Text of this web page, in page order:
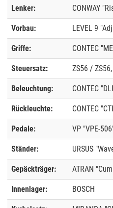
Lenker: CONWAY
Vorbau: LEVEL 9
Griffe: CONTEC
Steuersatz: ZS56 /
Beleuchtung: CONTEC
Rückleuchte: CONTEC
Pedale: VP "VPE-
Ständer: URSUS
Gepäckträger: ATRAN
Innenlager: BOSCH